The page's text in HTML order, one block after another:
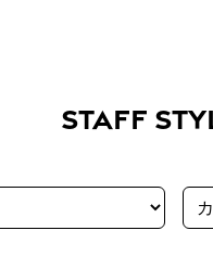
STAFF